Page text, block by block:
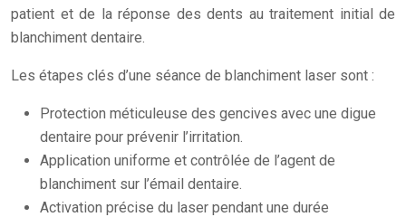
patient et de la réponse des dents au traitement initial de
blanchiment dentaire.
Les étapes clés d’une séance de blanchiment laser sont :
Protection méticuleuse des gencives avec une digue
dentaire pour prévenir l’irritation.
Application uniforme et contrôlée de l’agent de
blanchiment sur l’émail dentaire.
Activation précise du laser pendant une durée